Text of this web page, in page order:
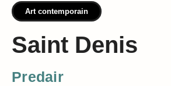
Art contemporain
Saint Denis
Predair